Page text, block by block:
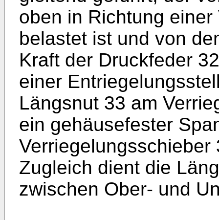
oben in Richtung
belastet ist und von
Kraft der Druckfeder
einer
Längsnut 33 am
ein gehäusefester
Zugleich dient die
zwischen Ober- und